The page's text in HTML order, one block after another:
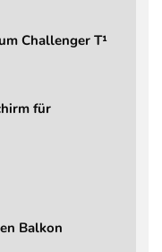
8,6 × 5,3 cm
kg
Challenger T¹
für
Balkon